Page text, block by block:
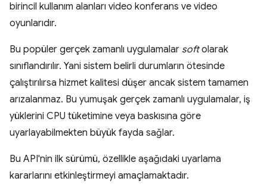
birincil kullanım alanları video konferans ve video
oyunlarıdır.
Bu popüler gerçek zamanlı uygulamalar softolarak
sınıflandırılır. Yani sistem belirli durumların ötesinde
çalıştırılırsa hizmet kalitesi düşer ancak sistem tamamen
arızalanmaz. Bu yumuşak gerçek zamanlı uygulamalar, iş
yüklerini CPU tüketimine veya baskısına göre
uyarlayabilmekten büyük fayda sağlar.
Bu API'nin ilk sürümü, özellikle aşağıdaki uyarlama
kararlarını etkinleştirmeyi amaçlamaktadır.